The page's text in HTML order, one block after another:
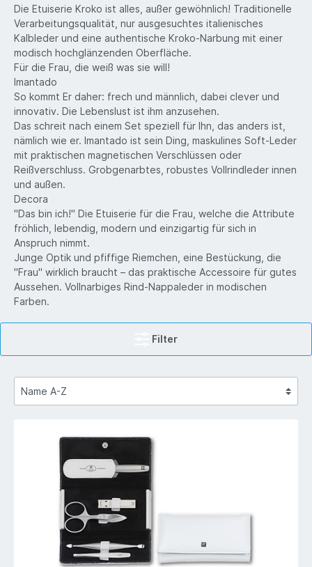
Die Etuiserie Kroko ist alles, außer gewöhnlich! Traditionelle
Verarbeitungsqualität, nur ausgesuchtes italienisches
Kalbleder und eine authentische Kroko-Narbung mit einer
modisch hochglänzenden Oberfläche.
Für die Frau, die weiß was sie will!
Imantado
So kommt Er daher: frech und männlich, dabei clever und
innovativ. Die Lebenslust ist ihm anzusehen.
Das schreit nach einem Set speziell für Ihn, das anders ist,
nämlich wie er. Imantado ist sein Ding, maskulines Soft-Leder
mit praktischen magnetischen Verschlüssen oder
Reißverschluss. Grobgenarbtes, robustes Vollrindleder innen
und außen.
Decora
"Das bin ich!" Die Etuiserie für die Frau, welche die Attribute
fröhlich, lebendig, modern und einzigartig für sich in
Anspruch nimmt.
Junge Optik und pfiffige Riemchen, eine Bestückung, die
"Frau" wirklich braucht – das praktische Accessoire für gutes
Aussehen. Vollnarbiges Rind-Nappaleder in modischen
Farben.
Filter